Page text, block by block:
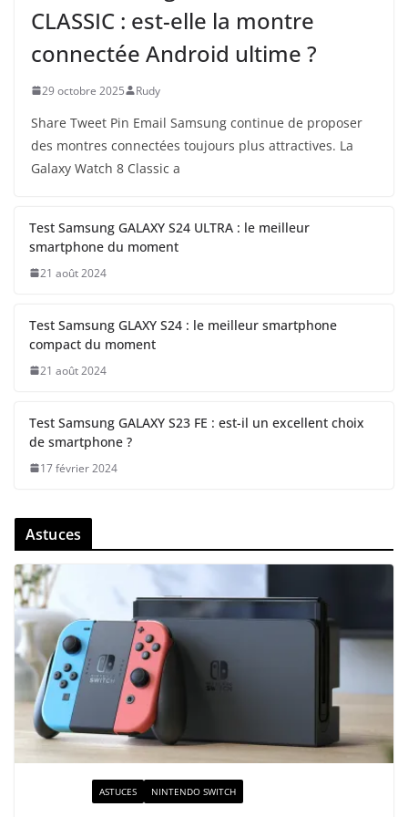
CLASSIC : est-elle la montre
connectée Android ultime ?
29 octobre 2025 Rudy
Share Tweet Pin Email Samsung continue de proposer
des montres connectées toujours plus attractives. La
Galaxy Watch 8 Classic a
Test Samsung GALAXY S24 ULTRA : le meilleur
smartphone du moment
21 août 2024
Test Samsung GLAXY S24 : le meilleur smartphone
compact du moment
21 août 2024
Test Samsung GALAXY S23 FE : est-il un excellent choix
de smartphone ?
17 février 2024
Astuces
ASTUCES NINTENDO SWITCH